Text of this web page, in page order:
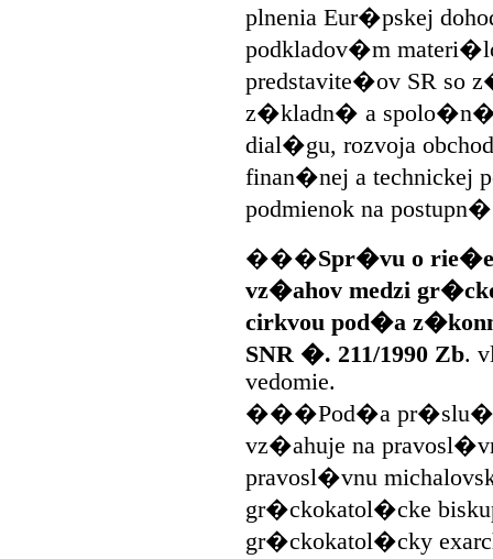
plnenia Eur�pskej
podkladov�m
predstavite�ov SR so
z�kladn� a
dial�gu, rozvoja
finan�nej a technickej
podmienok na
���Spr�vu o
vz�ahov medzi
cirkvou pod�a
SNR �. 211/1990 Zb.
vedomie.
���Pod�a
vz�ahuje na
pravosl�vnu
gr�ckokatol�cke
gr�ckokatol�cky